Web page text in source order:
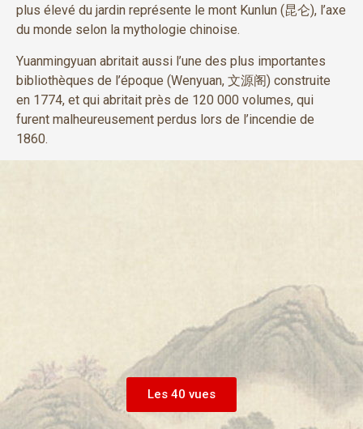
plus élevé du jardin représente le mont Kunlun (昆仑), l’axe
du monde selon la mythologie chinoise.
Yuanmingyuan abritait aussi l’une des plus importantes
bibliothèques de l’époque (Wenyuan, 文源阁) construite
en 1774, et qui abritait près de 120 000 volumes, qui
furent malheureusement perdus lors de l’incendie de
1860.
Les 40 vues